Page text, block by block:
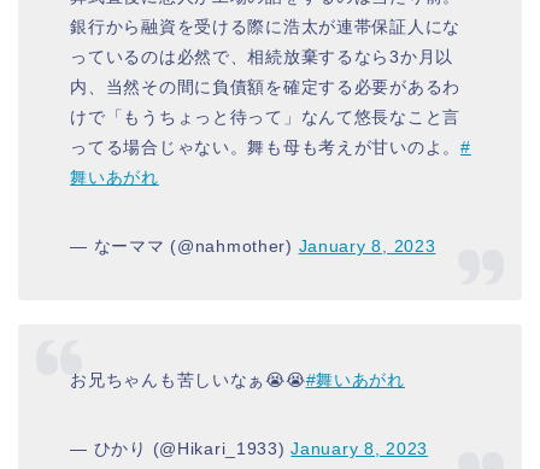
銀行から融資を受ける際に浩太が連帯保証人にな
っているのは必然で、相続放棄するなら3か月以
内、当然その間に負債額を確定する必要があるわ
けで「もうちょっと待って」なんて悠長なこと言
ってる場合じゃない。舞も母も考えが甘いのよ。#
舞いあがれ
— なーママ (@nahmother) January 8, 2023
お兄ちゃんも苦しいなぁ😭😭#舞いあがれ
— ひかり (@Hikari_1933)January 8, 2023